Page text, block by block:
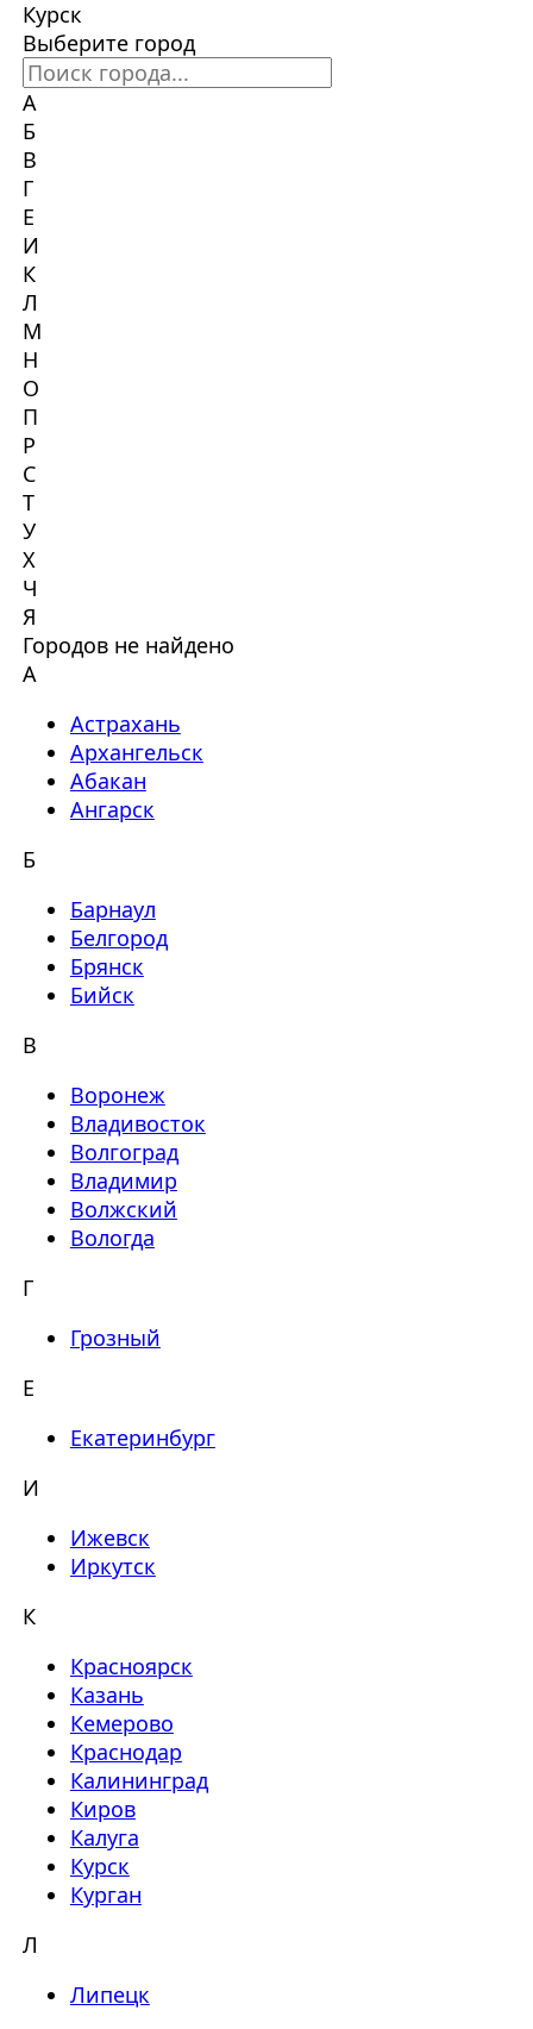
Курск
Выберите город
А
Б
В
Г
Е
И
К
Л
М
Н
О
П
Р
С
Т
У
Х
Ч
Я
Городов не найдено
А
Астрахань
Архангельск
Абакан
Ангарск
Б
Барнаул
Белгород
Брянск
Бийск
В
Воронеж
Владивосток
Волгоград
Владимир
Волжский
Вологда
Г
Грозный
Е
Екатеринбург
И
Ижевск
Иркутск
К
Красноярск
Казань
Кемерово
Краснодар
Калининград
Киров
Калуга
Курск
Курган
Л
Липецк